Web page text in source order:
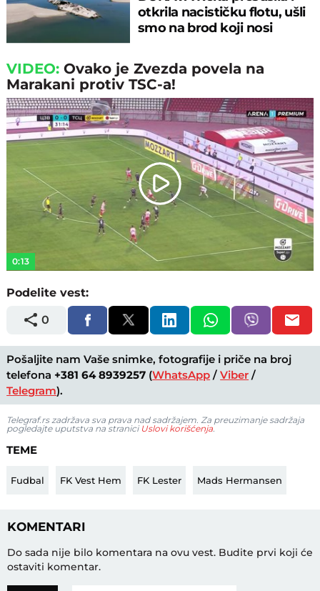
otkrila nacističku flotu, ušli
smo na brod koji nosi
VIDEO:Ovako je Zvezda povela na
Marakani protiv TSC-a!
Play
0:13
Podelite vest:
0
Pošaljite nam Vaše snimke, fotografije i priče na broj
telefona +381 64 8939257 (WhatsApp /Viber /
Telegram).
Telegraf.rs zadržava sva prava nad sadržajem. Za preuzimanje sadržaja
pogledajte uputstva na stranici Uslovi korišćenja.
TEME
Fudbal FK Vest Hem FK Lester Mads Hermansen
KOMENTARI
Do sada nije bilo komentara na ovu vest. Budite prvi koji će
ostaviti komentar.